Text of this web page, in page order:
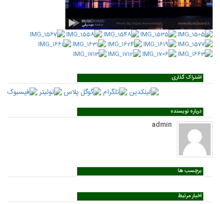
اشتراک گذاری
درباره نویسنده
admin
برچسب ها
اخبار مرتبط